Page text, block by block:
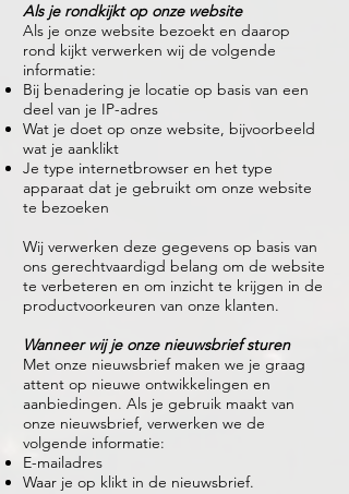
Als je rondkijkt op onze website
Als je onze website bezoekt en daarop
rond kijkt verwerken wij de volgende
informatie:
Bij benadering je locatie op basis van een
deel van je IP-adres
Wat je doet op onze website, bijvoorbeeld
wat je aanklikt
Je type internetbrowser en het type
apparaat dat je gebruikt om onze website
te bezoeken
Wij verwerken deze gegevens op basis van
ons gerechtvaardigd belang om de website
te verbeteren en om inzicht te krijgen in de
productvoorkeuren van onze klanten.
Wanneer wij je onze nieuwsbrief sturen
Met onze nieuwsbrief maken we je graag
attent op nieuwe ontwikkelingen en
aanbiedingen. Als je gebruik maakt van
onze nieuwsbrief, verwerken we de
volgende informatie:
E-mailadres
Waar je op klikt in de nieuwsbrief.